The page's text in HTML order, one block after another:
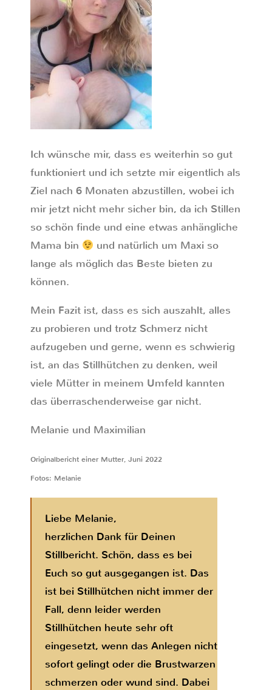
Ich wünsche mir, dass es weiterhin so gut
funktioniert und ich setzte mir eigentlich als
Ziel nach 6 Monaten abzustillen, wobei ich
mir jetzt nicht mehr sicher bin, da ich Stillen
so schön finde und eine etwas anhängliche
Mama bin
und natürlich um Maxi so
lange als möglich das Beste bieten zu
können.
Mein Fazit ist, dass es sich auszahlt, alles
zu probieren und trotz Schmerz nicht
aufzugeben und gerne, wenn es schwierig
ist, an das Stillhütchen zu denken, weil
viele Mütter in meinem Umfeld kannten
das überraschenderweise gar nicht.
Melanie und Maximilian
Originalbericht einer Mutter, Juni 2022
Fotos: Melanie
Liebe Melanie,
herzlichen Dank für Deinen
Stillbericht. Schön, dass es bei
Euch so gut ausgegangen ist. Das
ist bei Stillhütchen nicht immer der
Fall, denn leider werden
Stillhütchen heute sehr oft
eingesetzt, wenn das Anlegen nicht
sofort gelingt oder die Brustwarzen
schmerzen oder wund sind. Dabei